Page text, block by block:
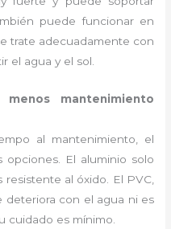
puede funcionar en
trate adecuadamente con
el agua y el sol.
mantenimiento
al mantenimiento, el
opciones. El aluminio solo
al óxido. El PVC,
deteriora con el agua ni es
cuidado es mínimo.